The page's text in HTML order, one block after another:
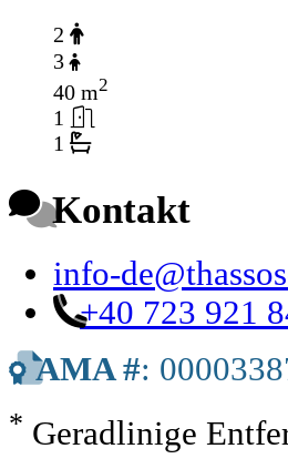
2
3
40 m2
1
1
Kontakt
info-
+40 723 921
AMA #:
* Geradlinige